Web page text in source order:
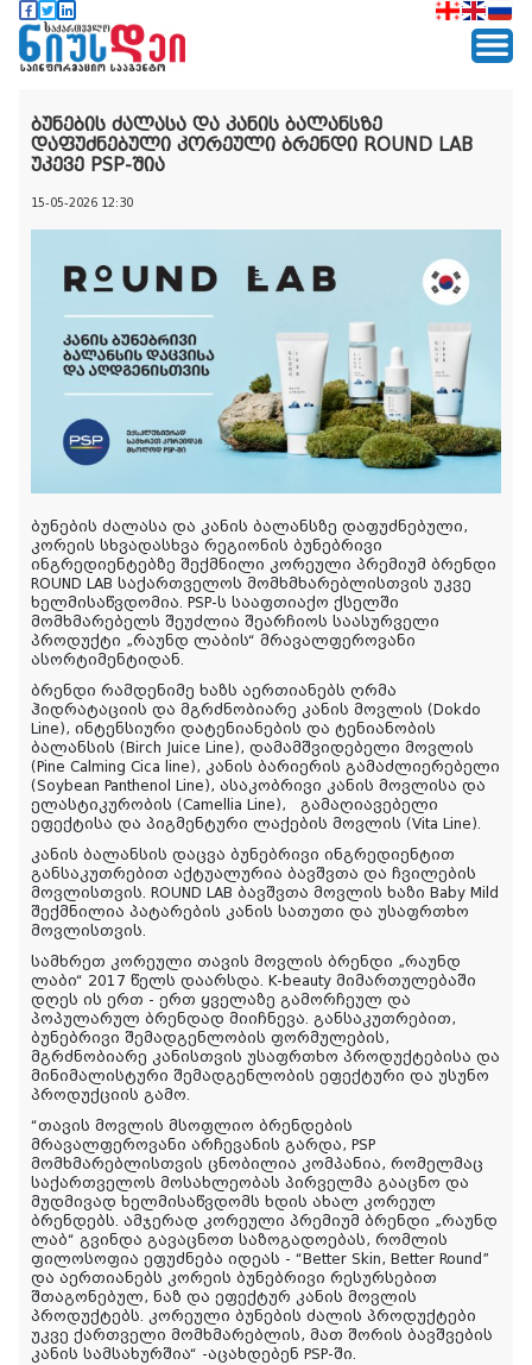
ბუნების ძალასა და კანის ბალანსზე
დაფუძნებული კორეული ბრენდი ROUND LAB
უკევე PSP-შია
15-05-2026 12:30
ბუნების ძალასა და კანის ბალანსზე დაფუძნებული,
კორეის სხვადასხვა რეგიონის ბუნებრივი
ინგრედიენტებზე შექმნილი კორეული პრემიუმ ბრენდი
ROUND LAB საქართველოს მომხმხარებლისთვის უკვე
ხელმისაწვდომია. PSP-ს სააფთიაქო ქსელში
მომხმარებელს შეუძლია შეარჩიოს საასურველი
პროდუქტი „რაუნდ ლაბის“ მრავალფეროვანი
ასორტიმენტიდან.
ბრენდი რამდენიმე ხაზს აერთიანებს ღრმა
ჰიდრატაციის და მგრძნობიარე კანის მოვლის (Dokdo
Line), ინტენსიური დატენიანების და ტენიანობის
ბალანსის (Birch Juice Line), დამამშვიდებელი მოვლის
(Pine Calming Cica line), კანის ბარიერის გამაძლიერებელი
(Soybean Panthenol Line), ასაკობრივი კანის მოვლისა და
ელასტიკურობის (Camellia Line), გამაღიავებელი
ეფექტისა და პიგმენტური ლაქების მოვლის (Vita Line).
კანის ბალანსის დაცვა ბუნებრივი ინგრედიენტით
განსაკუთრებით აქტუალურია ბავშვთა და ჩვილების
მოვლისთვის. ROUND LAB ბავშვთა მოვლის ხაზი Baby Mild
შექმნილია პატარების კანის სათუთი და უსაფრთხო
მოვლისთვის.
სამხრეთ კორეული თავის მოვლის ბრენდი „რაუნდ
ლაბი“ 2017 წელს დაარსდა. K-beauty მიმართულებაში
დღეს ის ერთ - ერთ ყველაზე გამორჩეულ და
პოპულარულ ბრენდად მიიჩნევა. განსაკუთრებით,
ბუნებრივი შემადგენლობის ფორმულების,
მგრძნობიარე კანისთვის უსაფრთხო პროდუქტებისა და
მინიმალისტური შემადგენლობის ეფექტური და უსუნო
პროდუქციის გამო.
“თავის მოვლის მსოფლიო ბრენდების
მრავალფეროვანი არჩევანის გარდა, PSP
მომხმარებლისთვის ცნობილია კომპანია, რომელმაც
საქართველოს მოსახლეობას პირველმა გააცნო და
მუდმივად ხელმისაწვდომს ხდის ახალ კორეულ
ბრენდებს. ამჯერად კორეული პრემიუმ ბრენდი „რაუნდ
ლაბ“ გვინდა გავაცნოთ საზოგადოებას, რომლის
ფილოსოფია ეფუძნება იდეას - “Better Skin, Better Round”
და აერთიანებს კორეის ბუნებრივი რესურსებით
შთაგონებულ, ნაზ და ეფექტურ კანის მოვლის
პროდუქტებს. კორეული ბუნების ძალის პროდუქტები
უკვე ქართველი მომხმარებლის, მათ შორის ბავშვების
კანის სამსახურშია“ -აცახდებენ PSP-ში.